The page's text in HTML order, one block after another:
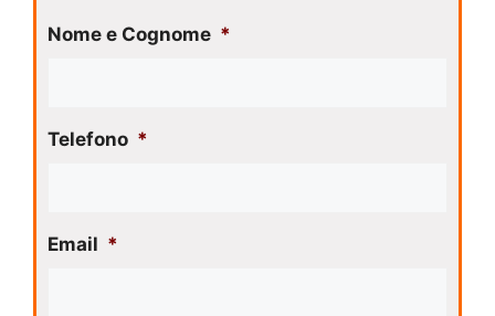
Nome e Cognome *
Telefono *
Email *